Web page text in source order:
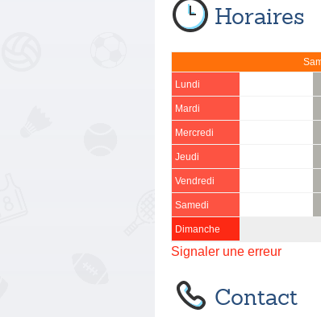
Horaires
Lundi
Mardi
Mercredi
Jeudi
Vendredi
Samedi
Dimanche
Signaler une erreur
Contact